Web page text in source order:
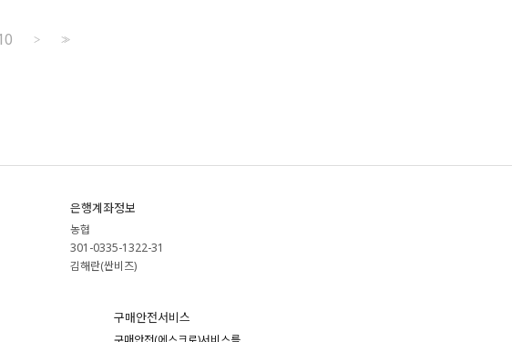
> >>
은행계좌정보
농협
301-0335-1322-31
김해란(싼비즈)
구매안전서비스